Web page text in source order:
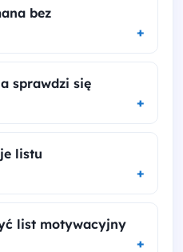
bez
sprawdzi się
listu
list motywacyjny